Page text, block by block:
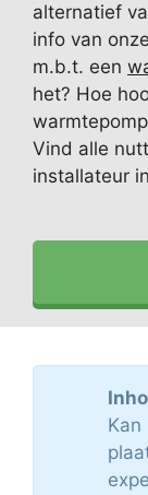
alternatief
info van
m.b.t. een
het? Hoe
Vind alle
installateur
Kan